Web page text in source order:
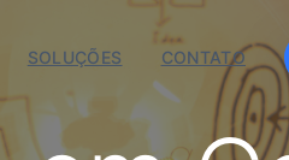
SOLUÇÕES CONTATO